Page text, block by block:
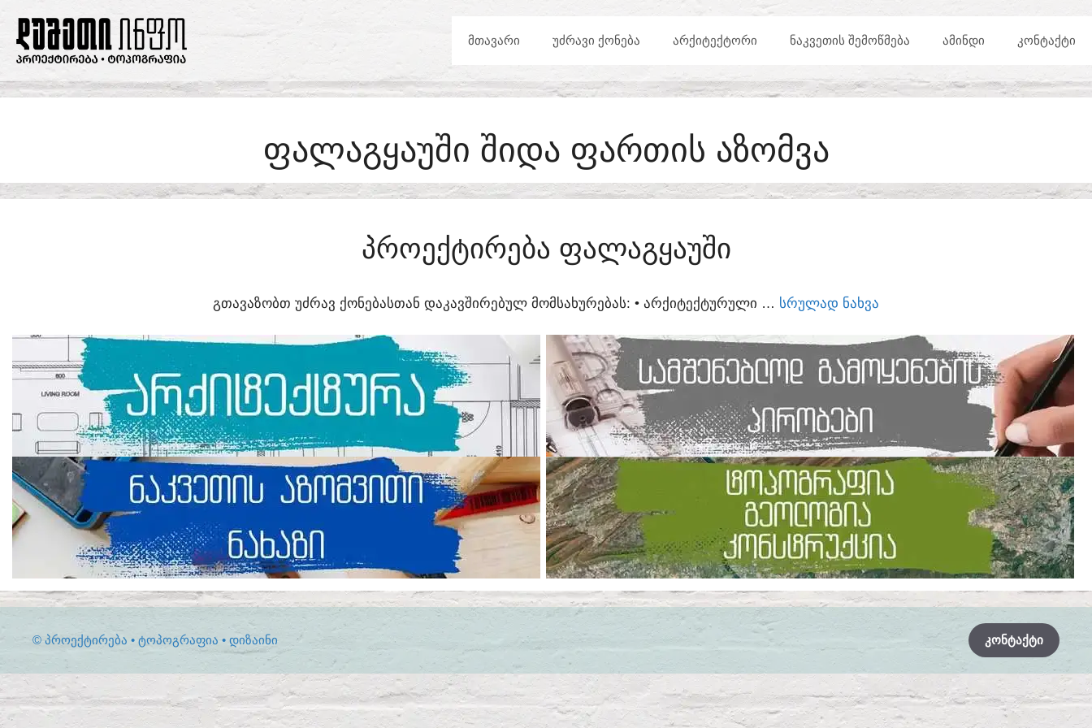
CONTENT
ᲛᲗᲐᲕᲐᲠᲘ ᲣᲫᲠᲐᲕᲘ ᲥᲝᲜᲔᲑᲐ ᲐᲠᲥᲘᲢᲔᲥᲢᲝᲠᲘ ᲜᲐᲙᲕᲔᲗᲘᲡ ᲨᲔᲛᲝᲬᲛᲔᲑᲐ ᲐᲛᲘᲜᲓᲘ ᲙᲝᲜᲢᲐᲥᲢᲘ
ᲤᲐᲚᲐᲒᲧᲐᲣᲨᲘ ᲨᲘᲓᲐ ᲤᲐᲠᲗᲘᲡ ᲐᲖᲝᲛᲕᲐ
ᲞᲠᲝᲔᲥᲢᲘᲠᲔᲑᲐ ᲤᲐᲚᲐᲒᲧᲐᲣᲨᲘ
ᲒᲗᲐᲕᲐᲖᲝᲑᲗ ᲣᲫᲠᲐᲕ ᲥᲝᲜᲔᲑᲐᲡᲗᲐᲜ ᲓᲐᲙᲐᲕᲨᲘᲠᲔᲑᲣᲚ ᲛᲝᲛᲡᲐᲮᲣᲠᲔᲑᲐᲡ:​ • ᲐᲠᲥᲘᲢᲔᲥᲢᲣᲠᲣᲚᲘ … ᲡᲠᲣᲚᲐᲓ ᲜᲐᲮᲕᲐ
ᲙᲝᲜᲢᲐᲥᲢᲘ
© ᲞᲠᲝᲔᲥᲢᲘᲠᲔᲑᲐ • ᲢᲝᲞᲝᲒᲠᲐᲤᲘᲐ • ᲓᲘᲖᲐᲘᲜᲘ